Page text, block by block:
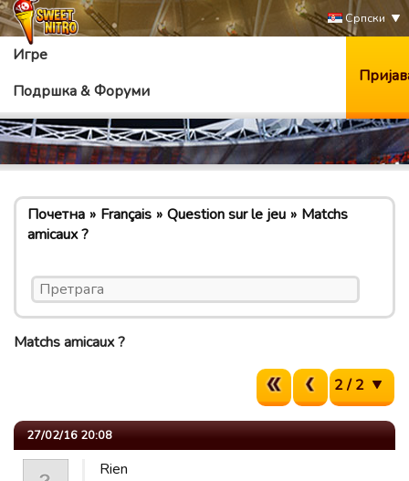
Српски
Игре
Подршка & Форуми
Почетна Français Question sur le jeu
Matchs
amicaux ?
Matchs amicaux ?
2 / 2
27/02/16 20:08
Rien